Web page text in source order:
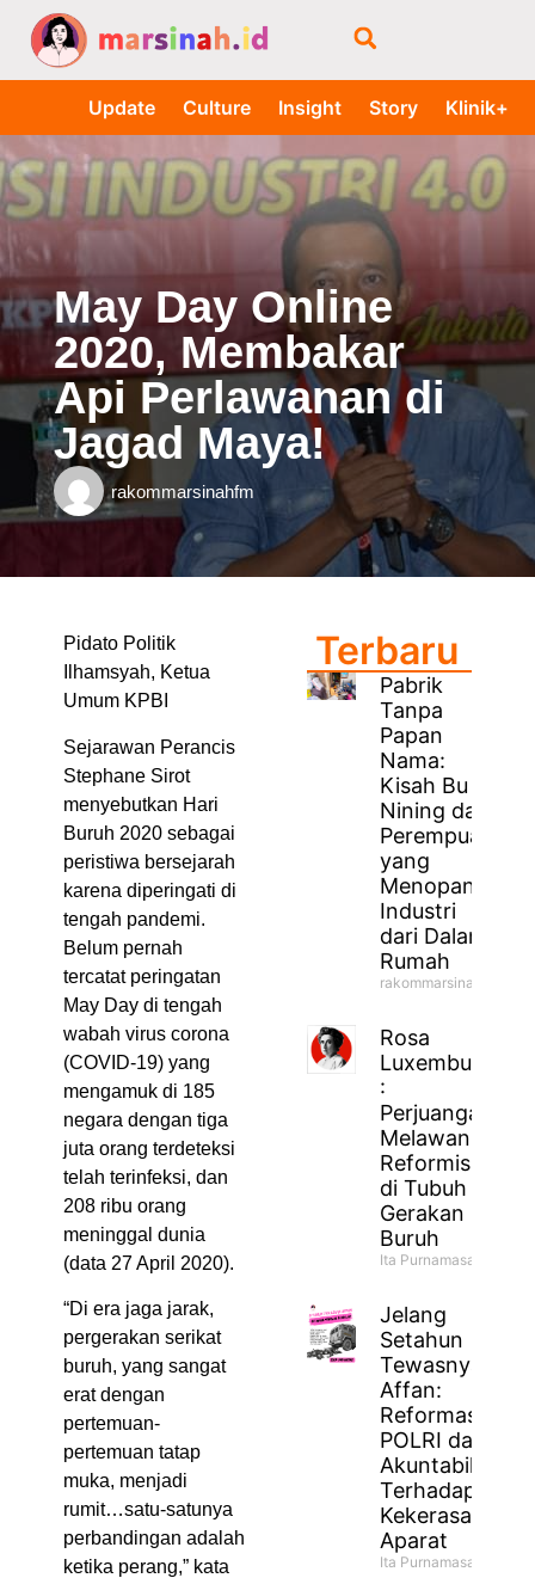
Update Culture Insight Story Klinik+
May Day Online
2020, Membakar
Api Perlawanan di
Jagad Maya!
rakommarsinahfm
Pidato Politik
Ilhamsyah, Ketua
Umum KPBI
Sejarawan Perancis
Stephane Sirot
menyebutkan Hari
Buruh 2020 sebagai
peristiwa bersejarah
karena diperingati di
tengah pandemi.
Belum pernah
tercatat peringatan
May Day di tengah
wabah virus corona
(COVID-19) yang
mengamuk di 185
negara dengan tiga
juta orang terdeteksi
telah terinfeksi, dan
208 ribu orang
meninggal dunia
(data 27 April 2020).
“Di era jaga jarak,
pergerakan serikat
buruh, yang sangat
erat dengan
pertemuan-
pertemuan tatap
muka, menjadi
rumit…satu-satunya
perbandingan adalah
ketika perang,” kata
Terbaru
Pabrik
Tanpa
Papan
Nama:
Kisah Bu
Nining dan
Perempuan
yang
Menopang
Industri
dari Dalam
Rumah
rakommarsinahfm
Rosa
Luxemburg
:
Perjuangan
Melawan
Reformisme
di Tubuh
Gerakan
Buruh
Ita Purnamasari
Jelang
Setahun
Tewasnya
Affan:
Reformasi
POLRI dan
Akuntabilitas
Terhadap
Kekerasan
Aparat
Ita Purnamasari